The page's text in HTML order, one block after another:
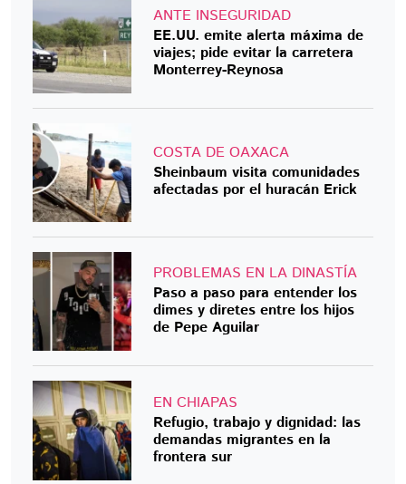
ANTE INSEGURIDAD
EE.UU. emite alerta máxima de
viajes; pide evitar la carretera
Monterrey-Reynosa
COSTA DE OAXACA
Sheinbaum visita comunidades
afectadas por el huracán Erick
PROBLEMAS EN LA DINASTÍA
Paso a paso para entender los
dimes y diretes entre los hijos
de Pepe Aguilar
EN CHIAPAS
Refugio, trabajo y dignidad: las
demandas migrantes en la
frontera sur